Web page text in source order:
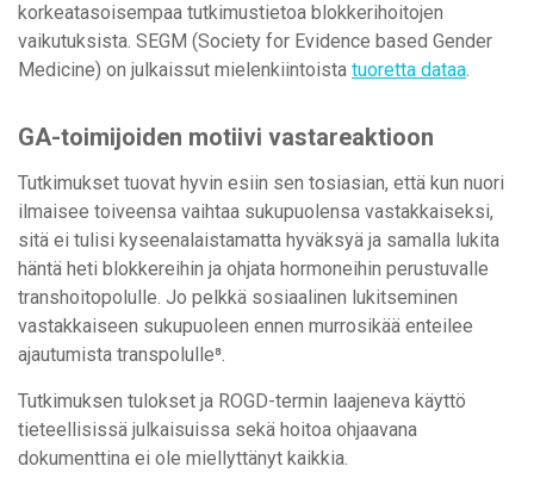
korkeatasoisempaa tutkimustietoa blokkerihoitojen
vaikutuksista. SEGM (Society for Evidence based Gender
Medicine) on julkaissut mielenkiintoista tuoretta dataa.
GA-toimijoiden motiivi vastareaktioon
Tutkimukset tuovat hyvin esiin sen tosiasian, että kun nuori
ilmaisee toiveensa vaihtaa sukupuolensa vastakkaiseksi,
sitä ei tulisi kyseenalaistamatta hyväksyä ja samalla lukita
häntä heti blokkereihin ja ohjata hormoneihin perustuvalle
transhoitopolulle. Jo pelkkä sosiaalinen lukitseminen
vastakkaiseen sukupuoleen ennen murrosikää enteilee
ajautumista transpolulle⁸.
Tutkimuksen tulokset ja ROGD-termin laajeneva käyttö
tieteellisissä julkaisuissa sekä hoitoa ohjaavana
dokumenttina ei ole miellyttänyt kaikkia.